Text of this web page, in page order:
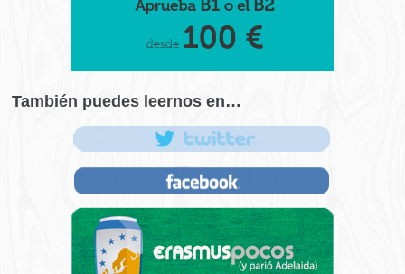
También puedes leernos en…